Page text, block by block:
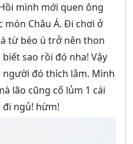
mình mới quen ông
món Châu Á. Đi chơi ở
từ béo ú trở nên thon
sao rồi đó nha! Vậy
đó thích lắm. Mình
lão cũng cố lủm 1 cái
ngủ! hừm!